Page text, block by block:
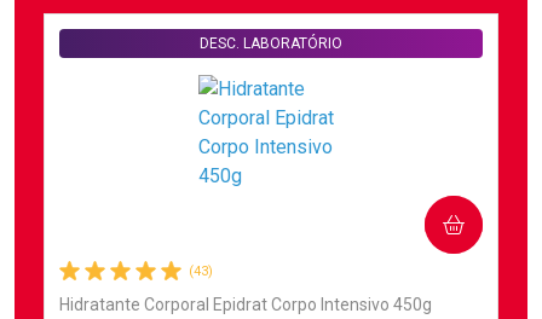
(43)
Hidratante Corporal Epidrat Corpo Intensivo 450g
DESC. LABORATÓRIO
COMPRAR